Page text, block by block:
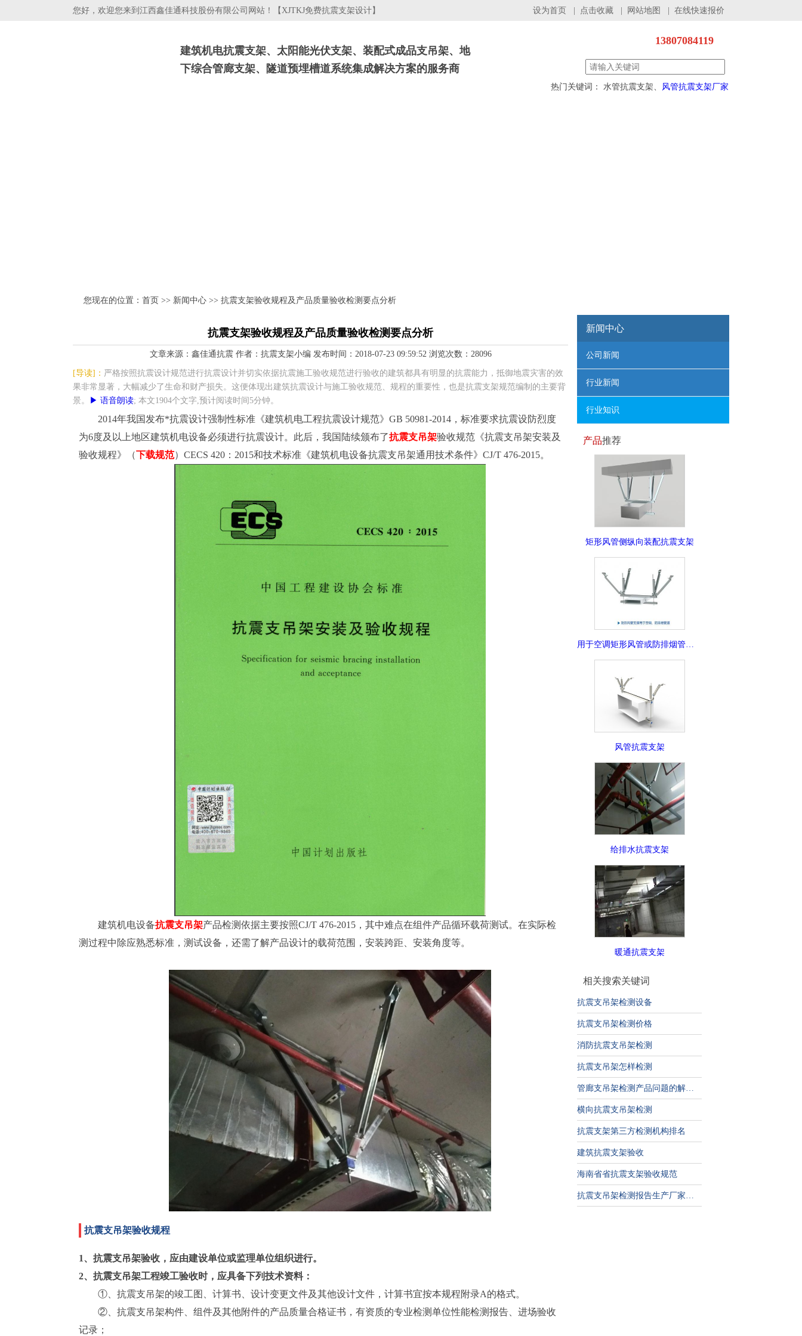
您好，欢迎您来到江西鑫佳通科技股份有限公司网站！【XJTKJ免费抗震支架设计】 设为首页 点击收藏 网站地图 在线快速报价
建筑机电抗震支架、太阳能光伏支架、装配式成品支吊架、地
下综合管廊支架、隧道预埋槽道系统集成解决方案的服务商
13807084119
热门关键词： 水管抗震支架、 风管抗震支架厂家
您现在的位置： 首页 >> 新闻中心>> 抗震支架验收规程及产品质量验收检测要点分析
抗震支架验收规程及产品质量验收检测要点分析
文章来源：鑫佳通抗震 作者：抗震支架小编 发布时间：2018-07-23 09:59:52 浏览次数：28096
[导读]： 严格按照抗震设计规范进行抗震设计并切实依据抗震施工验收规范进行验收的建筑都具有明显的抗震能力，抵御地震灾害的效
果非常显著，大幅减少了生命和财产损失。这便体现出建筑抗震设计与施工验收规范、规程的重要性，也是抗震支架规范编制的主要背
景。
▶ 语音朗读; 本文1904个文字,预计阅读时间5分钟。
2014年我国发布*抗震设计强制性标准《建筑机电工程抗震设计规范》GB 50981-2014，标准要求抗震设防烈度
为6度及以上地区建筑机电设备必须进行抗震设计。此后，我国陆续颁布了抗震支吊架验收规范《抗震支吊架安装及
验收规程》（下载规范）CECS 420：2015和技术标准《建筑机电设备抗震支吊架通用技术条件》CJ/T 476-2015。
建筑机电设备抗震支吊架产品检测依据主要按照CJ/T 476-2015，其中难点在组件产品循环载荷测试。在实际检
测过程中除应熟悉标准，测试设备，还需了解产品设计的载荷范围，安装跨距、安装角度等。
抗震支吊架验收规程
1、抗震支吊架验收，应由建设单位或监理单位组织进行。
2、抗震支吊架工程竣工验收时，应具备下列技术资料：
①、抗震支吊架的竣工图、计算书、设计变更文件及其他设计文件，计算书宜按本规程附录A的格式。
②、抗震支吊架构件、组件及其他附件的产品质量合格证书，有资质的专业检测单位性能检测报告、进场验收
记录；
新闻中心
公司新闻
行业新闻
行业知识
产品推荐
矩形风管侧纵向装配抗震支架
用于空调矩形风管或防排烟管道抗震支架
风管抗震支架
给排水抗震支架
暖通抗震支架
相关搜索关键词
抗震支吊架检测设备
抗震支吊架检测价格
消防抗震支吊架检测
抗震支吊架怎样检测
管廊支吊架检测产品问题的解决方案
横向抗震支吊架检测
抗震支架第三方检测机构排名
建筑抗震支架验收
海南省省抗震支架验收规范
抗震支吊架检测报告生产厂家怎么选择